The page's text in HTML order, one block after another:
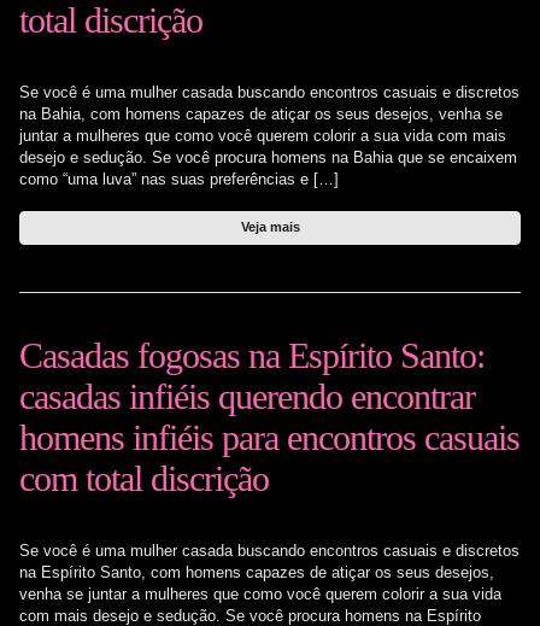
total discrição
Se você é uma mulher casada buscando encontros casuais e discretos
na Bahia, com homens capazes de atiçar os seus desejos, venha se
juntar a mulheres que como você querem colorir a sua vida com mais
desejo e sedução. Se você procura homens na Bahia que se encaixem
como “uma luva” nas suas preferências e […]
Veja mais
Casadas fogosas na Espírito Santo:
casadas infiéis querendo encontrar
homens infiéis para encontros casuais
com total discrição
Se você é uma mulher casada buscando encontros casuais e discretos
na Espírito Santo, com homens capazes de atiçar os seus desejos,
venha se juntar a mulheres que como você querem colorir a sua vida
com mais desejo e sedução. Se você procura homens na Espírito